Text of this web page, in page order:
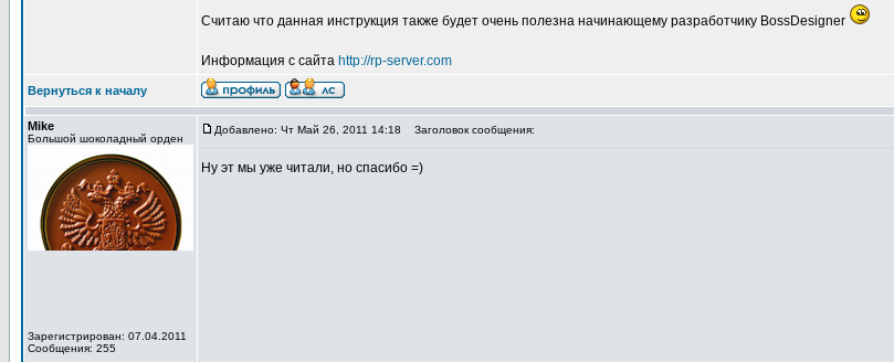
Считаю что данная инструкция также будет очень полезна начинающему разработчику BossDesigner
Информация с сайта http://rp-server.com
Вернуться к началу
Mike
Большой шоколадный орден
Зарегистрирован: 07.04.2011
Сообщения: 255
Добавлено: Чт Май 26, 2011 14:18 Заголовок сообщения:
Ну эт мы уже читали, но спасибо =)